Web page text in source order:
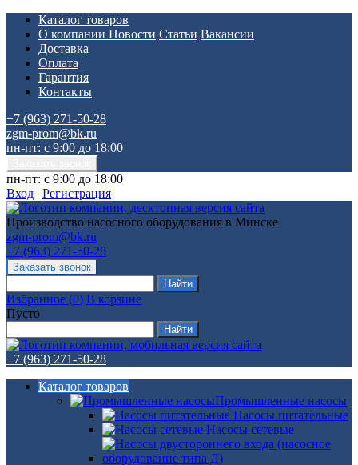
Каталог товаров
О компании Новости Статьи Вакансии
Доставка
Оплата
Гарантия
Контакты
+7 (963) 271-50-28
zgm-prom@bk.ru
пн-пт: с 9:00 до 18:00
пн-пт: с 9:00 до 18:00
Вход | Регистрация
Производство насосного оборудования в Минске
zgm-prom@bk.ru
+7 (963) 271-50-28
Избранное (0) В корзине
Пусто
+7 (963) 271-50-28
Каталог товаров
Промышленные насосы
Насосы питательные
Насосы сетевые